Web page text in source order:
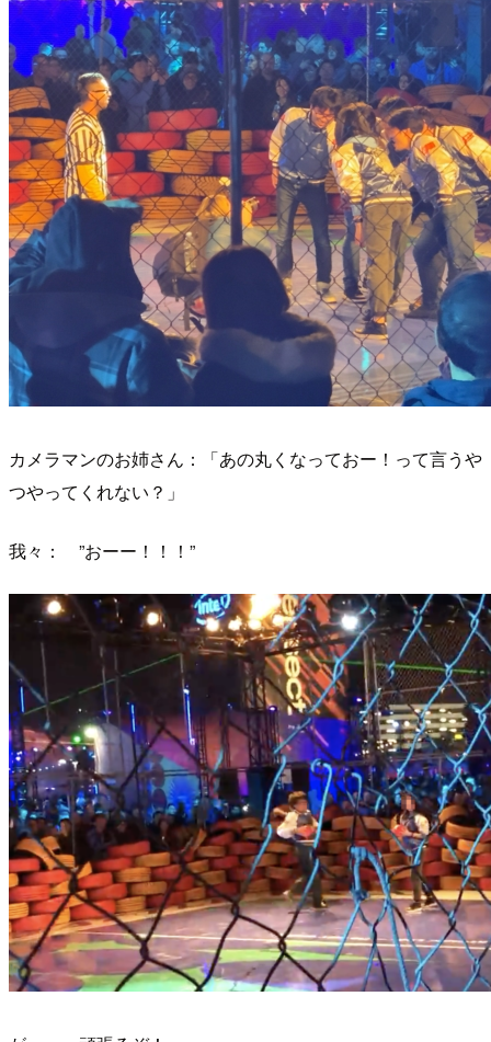
カメラマンのお姉さん：「あの丸くなっておー！って言うや
つやってくれない？」
我々： ”おーー！！！”